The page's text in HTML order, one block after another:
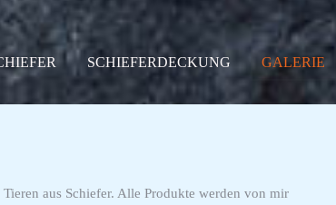
SCHIEFERDECKUNG GALERIE
aus Schiefer. Alle Produkte werden von mir